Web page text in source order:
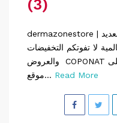
(3)
dermazonestore | ديرمازون كوبونات خصم حصرية للعديد
لا تفوتكم التخفيضات
والعروض COPONAT وإغتنموا الفرص وتسّوق بإحتراف على
موقع... Read More